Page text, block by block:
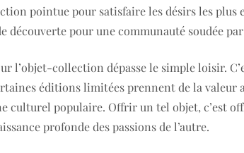
pointue pour satisfaire les désirs les plus
découverte pour une communauté soudée
l’objet-collection dépasse le simple loisir.
éditions limitées prennent de la valeur
culturel populaire. Offrir un tel objet, c’est
profonde des passions de l’autre.